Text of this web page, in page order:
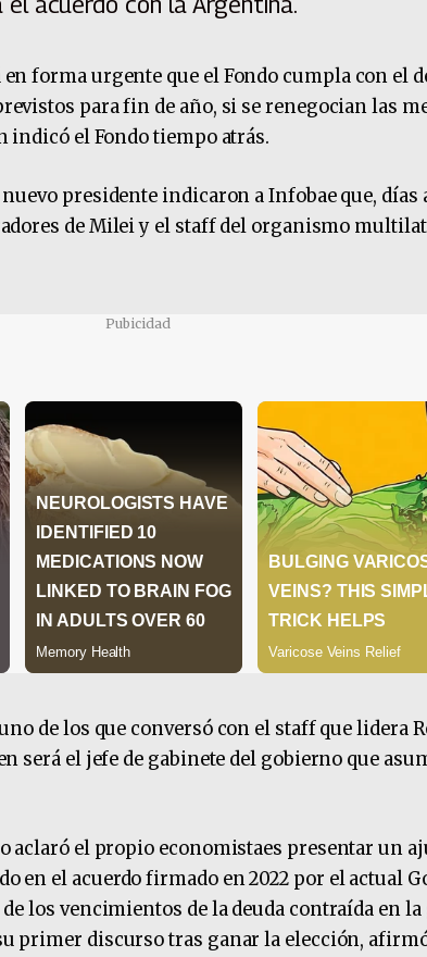
forma urgente que el Fondo cumpla con el
para fin de año, si se renegocian las
indicó el Fondo tiempo atrás.
presidente indicaron a Infobae que, días
de Milei y el staff del organismo
Pubicidad
de los que conversó con el staff que lidera
será el jefe de gabinete del gobierno que
aclaró el propio economistaes presentar un
en el acuerdo firmado en 2022 por el actual
los vencimientos de la deuda contraída en la
primer discurso tras ganar la elección,